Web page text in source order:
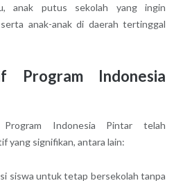
anak putus sekolah yang ingin
anak-anak di daerah tertinggal
Program Indonesia
Program Indonesia Pintar telah
yang signifikan, antara lain:
siswa untuk tetap bersekolah tanpa